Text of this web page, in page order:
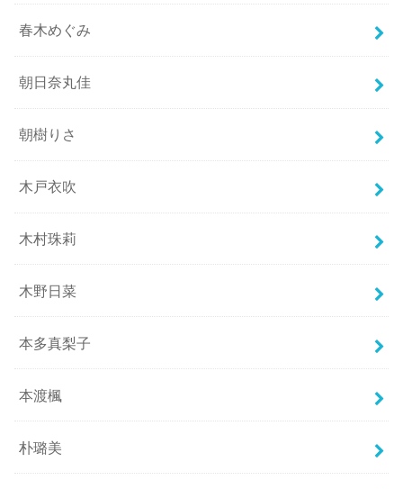
春木めぐみ
朝日奈丸佳
朝樹りさ
木戸衣吹
木村珠莉
木野日菜
本多真梨子
本渡楓
朴璐美